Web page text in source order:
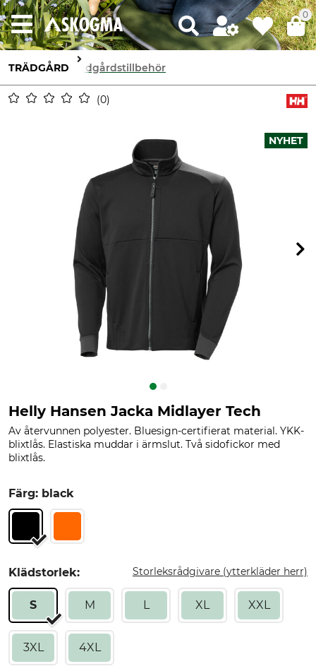
0
TRÄDGÅRD Trädgårdstillbehör
0
NYHET
Helly Hansen Jacka Midlayer Tech
Av återvunnen polyester. Bluesign-certifierat material. YKK-
blixtlås. Elastiska muddar i ärmslut. Två sidofickor med
blixtlås.
Färg: black
Klädstorlek: Storleksrådgivare (ytterkläder herr)
S M L XL XXL
3XL 4XL